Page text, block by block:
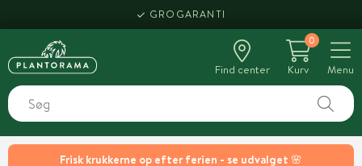
Frisk krukkerne op efter ferien - se udvalget 🌸
GROGARANTI
Find center
0
Kurv
Menu